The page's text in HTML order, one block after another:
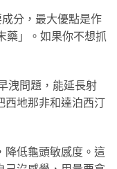
分，最大優點是作
藥」。如果你不想抓
洩問題，能延長射
西地那非和達泊西汀
降低龜頭敏感度。這